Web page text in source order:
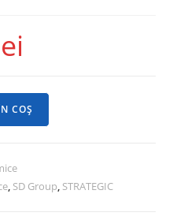
COȘ
SD Group STRATEGIC